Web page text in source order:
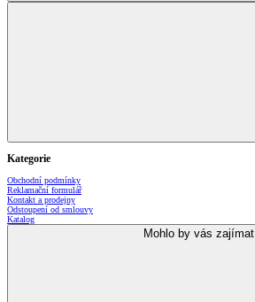
Kategorie
Obchodní podmínky
Reklamační formulář
Kontakt a prodejny
Odstoupení od smlouvy
Katalog
Mohlo by vás zajímat